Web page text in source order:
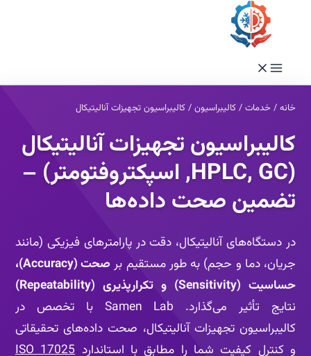
خانه/ خدمات/ کالیبراسیون/ کالیبراسیون تجهیزات آنالیتیکال
کالیبراسیون تجهیزات آنالیتیکال
(HPLC, GC, اسپکتروفتومتر) –
تضمین صحت داده‌ها
در دستگاه‌های آنالیتیکال، دقت در پارامترهای فیزیکی (مانند
جریان، دما و حجم) به طور مستقیم بر
صحت (Accuracy)،
حساسیت (Sensitivity) و تکرارپذیری (Repeatability)
نتایج تأثیر می‌گذارد. Samen Lab با تخصص در
کالیبراسیون تجهیزات آنالیتیکال، صحت داده‌های تحقیقاتی
و کنترل کیفیت شما را مطابق با استانداردISO 17025